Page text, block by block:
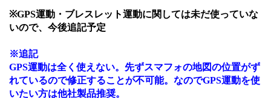
※GPS運動・ブレスレット運動に関しては未だ使っていな
いので、今後追記予定
※追記
GPS運動は全く使えない。先ずスマフォの地図の位置がず
れているので修正することが不可能。なのでGPS運動を使
いたい方は他社製品推奨。